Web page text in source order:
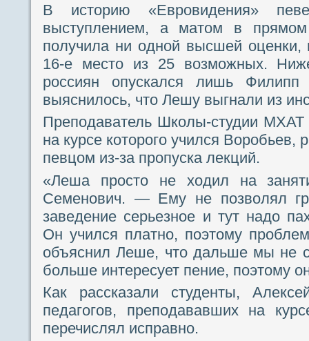
В историю «Евровидения»
выступлением, а матом в
получила ни одной высшей оценки,
16-е место из 25 возможных.
россиян опускался лишь
выяснилось, что Лешу выгнали из
Преподаватель Школы-студии МХАТ
на курсе которого учился Воробьев,
певцом из-за пропуска лекций.
«Леша просто не ходил на
Семенович. — Ему не позволял
заведение серьезное и тут надо
Он учился платно, поэтому
объяснил Леше, что дальше мы не
больше интересует пение, поэтому
Как рассказали студенты,
педагогов, преподававших на
перечислял исправно.